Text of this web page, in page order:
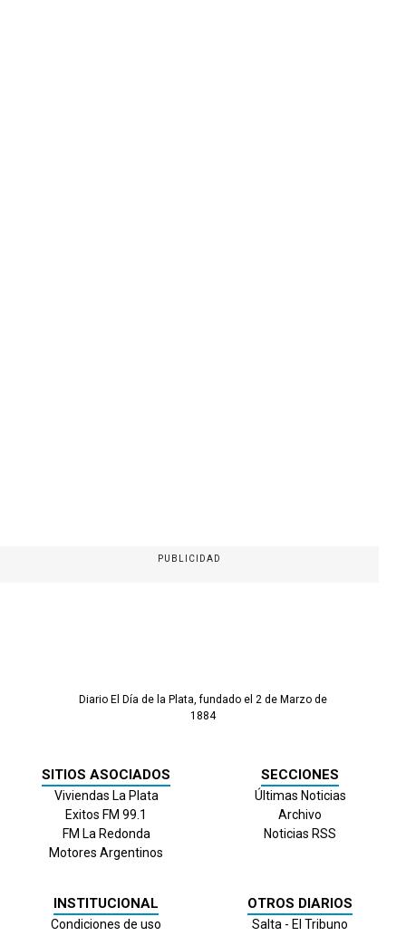
PUBLICIDAD
Diario El Día de la Plata, fundado el 2 de Marzo de
1884
SITIOS ASOCIADOS
Viviendas La Plata
Exitos FM 99.1
FM La Redonda
Motores Argentinos
SECCIONES
Últimas Noticias
Archivo
Noticias RSS
INSTITUCIONAL
Condiciones de uso
OTROS DIARIOS
Salta - El Tribuno